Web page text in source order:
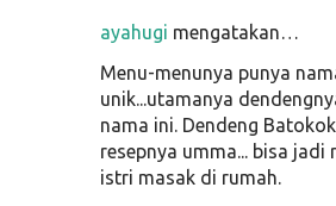
ayahugi mengatakan…
Menu-menunya punya
unik...utamanya
nama ini. Dendeng
resepnya umma... bisa
istri masak di rumah.